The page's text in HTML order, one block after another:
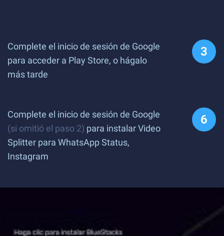
Complete el inicio de sesión de Google
para acceder a Play Store, o hágalo
más tarde
Complete el inicio de sesión de Google
(si omitió el paso 2) para instalar Video
Splitter para WhatsApp Status,
Instagram